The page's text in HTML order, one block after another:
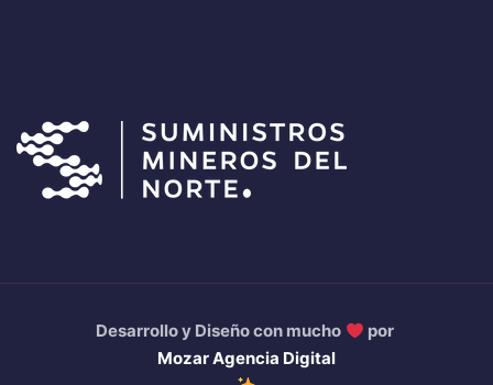
Desarrollo y Diseño con mucho
por
Mozar Agencia Digital